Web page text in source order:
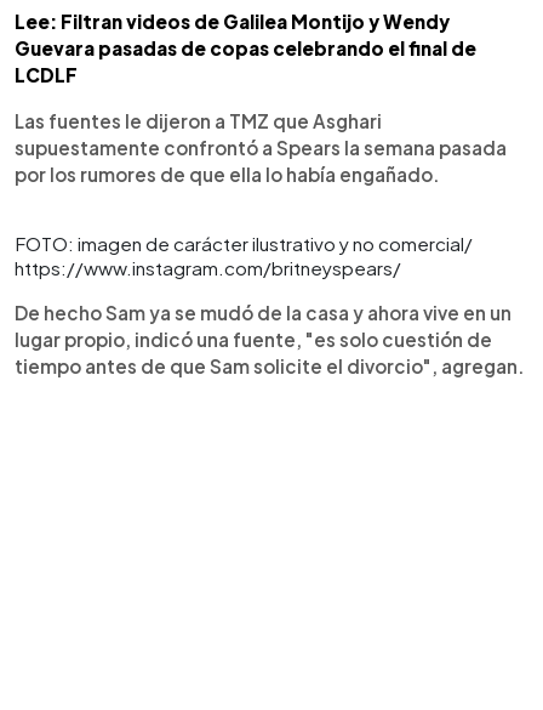
Lee: Filtran videos de Galilea Montijo y Wendy
Guevara pasadas de copas celebrando el final de
LCDLF
Las fuentes le dijeron a TMZ que Asghari
supuestamente confrontó a Spears la semana pasada
por los rumores de que ella lo había engañado.
FOTO: imagen de carácter ilustrativo y no comercial/
https://www.instagram.com/britneyspears/
De hecho Sam ya se mudó de la casa y ahora vive en un
lugar propio, indicó una fuente, "es solo cuestión de
tiempo antes de que Sam solicite el divorcio", agregan.